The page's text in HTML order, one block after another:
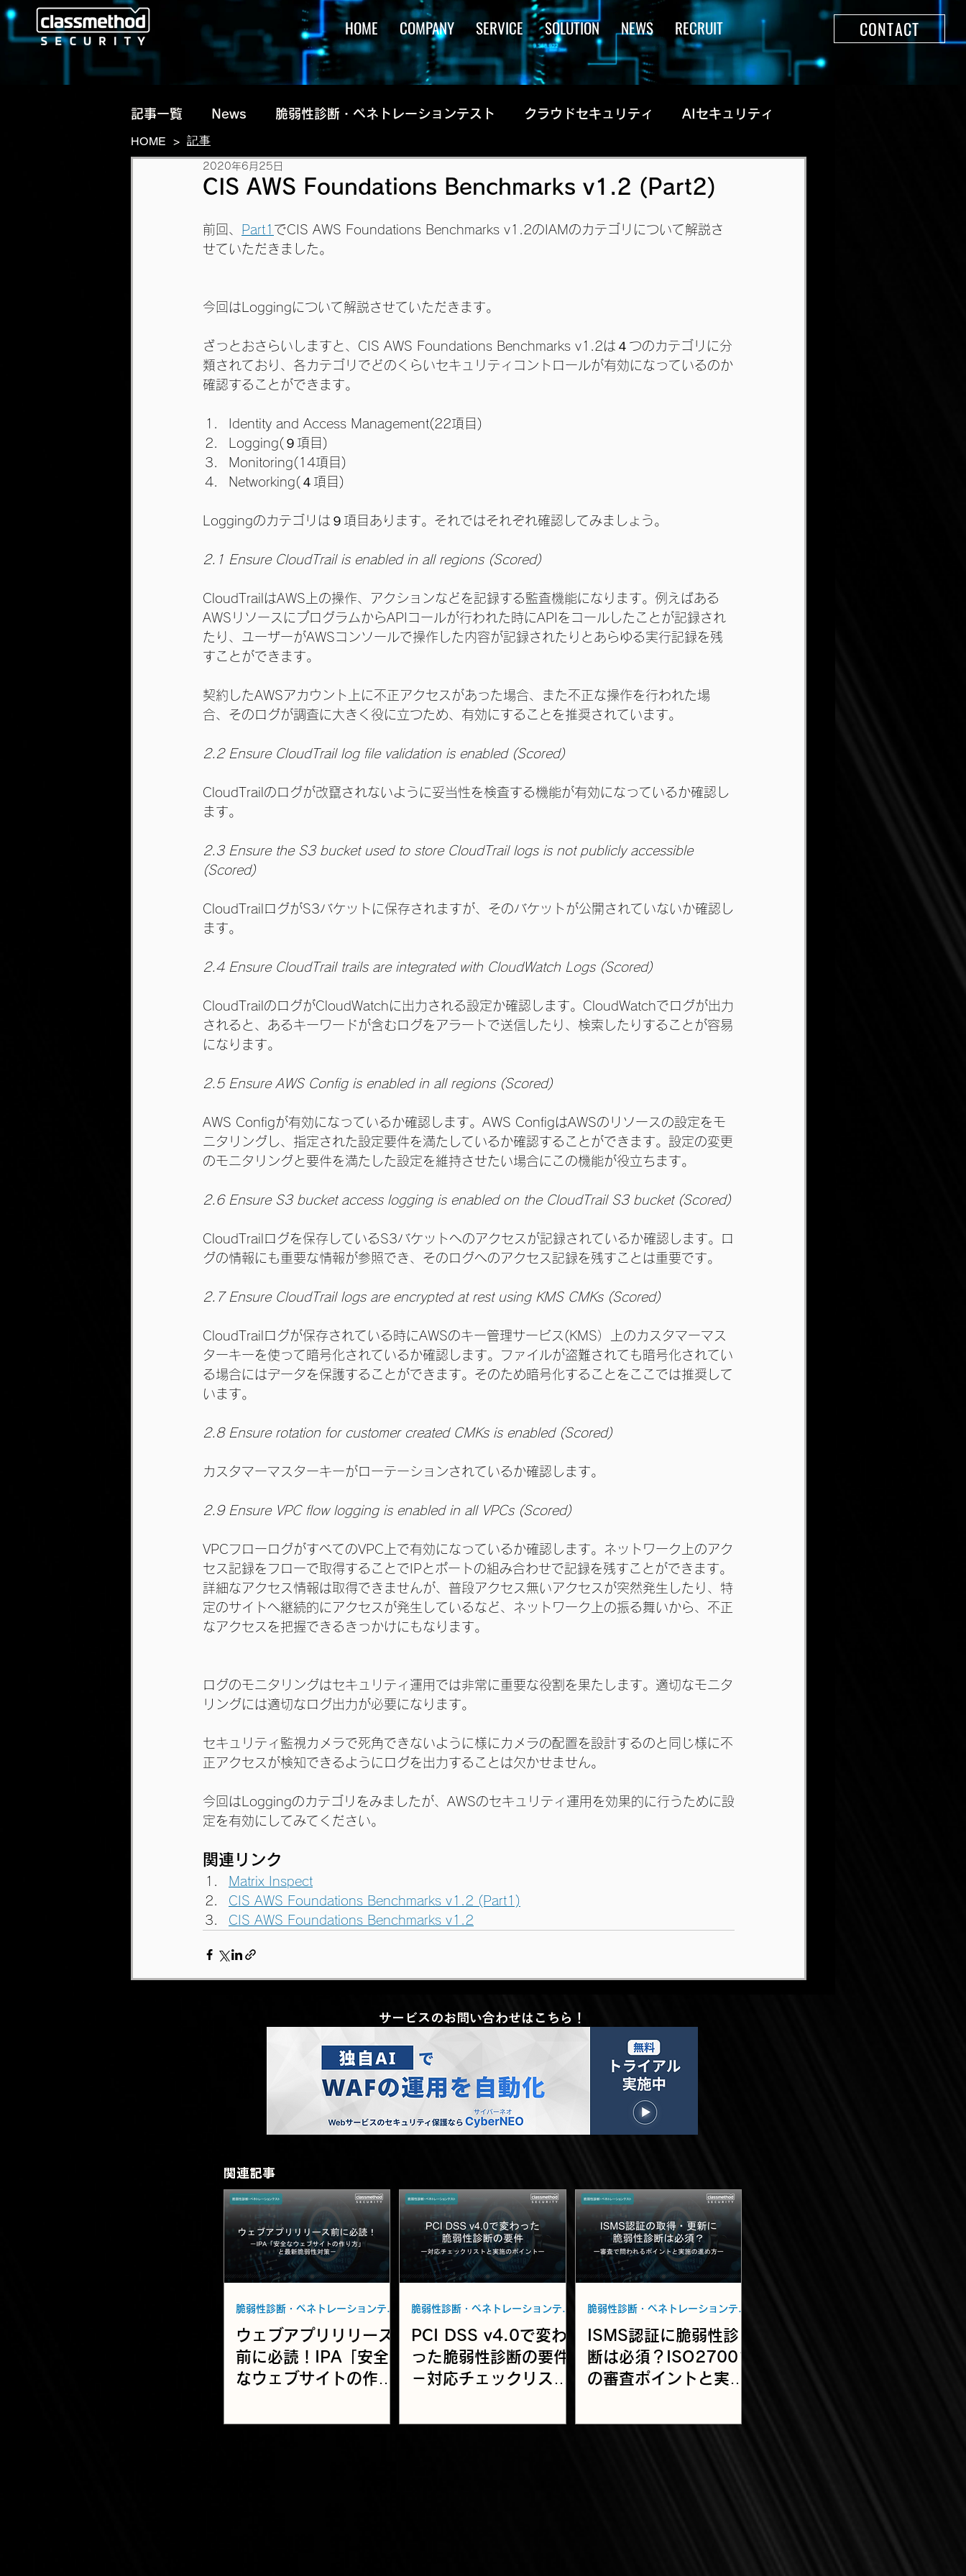
HOME COMPANY SERVICE SOLUTION NEWS RECRUIT CONTACT
記事一覧 News 脆弱性診断・ペネトレーションテスト クラウドセキュリティ AIセキュリティ
脅威動向・リサーチ
CIS AWS Foundations Benchmarks v1.2 (Part2)
2020年6月25日
前回、 Part1 でCIS AWS Foundations Benchmarks v1.2のIAMのカテゴリについて解説さ
せていただきました。
今回はLoggingについて解説させていただきます。
ざっとおさらいしますと、CIS AWS Foundations Benchmarks v1.2は４つのカテゴリに分
類されており、各カテゴリでどのくらいセキュリティコントロールが有効になっているのか
確認することができます。
Identity and Access Management(22項目)
Logging(９項目)
Monitoring(14項目)
Networking(４項目)
Loggingのカテゴリは９項目あります。それではそれぞれ確認してみましょう。
2.1 Ensure CloudTrail is enabled in all regions (Scored)
CloudTrailはAWS上の操作、アクションなどを記録する監査機能になります。例えばある
AWSリソースにプログラムからAPIコールが行われた時にAPIをコールしたことが記録され
たり、ユーザーがAWSコンソールで操作した内容が記録されたりとあらゆる実行記録を残
すことができます。
契約したAWSアカウント上に不正アクセスがあった場合、また不正な操作を行われた場
合、そのログが調査に大きく役に立つため、有効にすることを推奨されています。
2.2 Ensure CloudTrail log file validation is enabled (Scored)
CloudTrailのログが改竄されないように妥当性を検査する機能が有効になっているか確認し
ます。
2.3 Ensure the S3 bucket used to store CloudTrail logs is not publicly accessible
(Scored)
CloudTrailログがS3バケットに保存されますが、そのバケットが公開されていないか確認し
ます。
2.4 Ensure CloudTrail trails are integrated with CloudWatch Logs (Scored)
CloudTrailのログがCloudWatchに出力される設定か確認します。CloudWatchでログが出力
されると、あるキーワードが含むログをアラートで送信したり、検索したりすることが容易
になります。
2.5 Ensure AWS Config is enabled in all regions (Scored)
AWS Configが有効になっているか確認します。AWS ConfigはAWSのリソースの設定をモ
ニタリングし、指定された設定要件を満たしているか確認することができます。設定の変更
のモニタリングと要件を満たした設定を維持させたい場合にこの機能が役立ちます。
2.6 Ensure S3 bucket access logging is enabled on the CloudTrail S3 bucket (Scored)
CloudTrailログを保存しているS3バケットへのアクセスが記録されているか確認します。ロ
グの情報にも重要な情報が参照でき、そのログへのアクセス記録を残すことは重要です。
2.7 Ensure CloudTrail logs are encrypted at rest using KMS CMKs (Scored)
CloudTrailログが保存されている時にAWSのキー管理サービス(KMS）上のカスタマーマス
ターキーを使って暗号化されているか確認します。ファイルが盗難されても暗号化されてい
る場合にはデータを保護することができます。そのため暗号化することをここでは推奨して
います。
2.8 Ensure rotation for customer created CMKs is enabled (Scored)
カスタマーマスターキーがローテーションされているか確認します。
2.9 Ensure VPC flow logging is enabled in all VPCs (Scored)
VPCフローログがすべてのVPC上で有効になっているか確認します。ネットワーク上のアク
セス記録をフローで取得することでIPとポートの組み合わせで記録を残すことができます。
詳細なアクセス情報は取得できませんが、普段アクセス無いアクセスが突然発生したり、特
定のサイトへ継続的にアクセスが発生しているなど、ネットワーク上の振る舞いから、不正
なアクセスを把握できるきっかけにもなります。
ログのモニタリングはセキュリティ運用では非常に重要な役割を果たします。適切なモニタ
リングには適切なログ出力が必要になります。
セキュリティ監視カメラで死角できないように様にカメラの配置を設計するのと同じ様に不
正アクセスが検知できるようにログを出力することは欠かせません。
今回はLoggingのカテゴリをみましたが、AWSのセキュリティ運用を効果的に行うために設
定を有効にしてみてください。
関連リンク
Matrix Inspect
CIS AWS Foundations Benchmarks v1.2 (Part1)
CIS AWS Foundations Benchmarks v1.2
HOME > 記事
サービスのお問い合わせはこちら！
​関連記事
​関連記事
ウェブアプリリリース
前に必読！IPA「安全
なウェブサイトの作り
脆弱性診断・ペネトレーションテスト
PCI DSS v4.0で変わ
った脆弱性診断の要件
－対応チェックリスト
脆弱性診断・ペネトレーションテスト
ISMS認証に脆弱性診
断は必須？ISO27001
の審査ポイントと実施
最新改訂対応】
脆弱性診断・ペネトレーションテスト